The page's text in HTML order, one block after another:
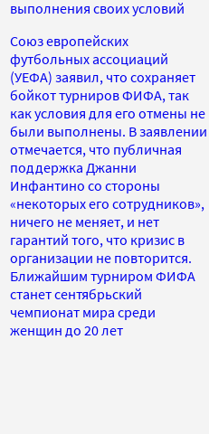
выполнения своих условий
Союз европейских
футбольных ассоциаций
(УЕФА) заявил, что сохраняет
бойкот турниров ФИФА, так
как условия для его отмены не
были выполнены. В заявлении
отмечается, что публичная
поддержка Джанни
Инфантино со стороны
«некоторых его сотрудников»,
ничего не меняет, и нет
гарантий того, что кризис в
организации не повторится.
Ближайшим турниром ФИФА
станет сентябрьский
чемпионат мира среди
женщин до 20 лет